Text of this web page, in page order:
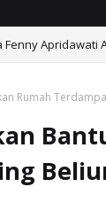
Miliar, Pemkab
Rumah